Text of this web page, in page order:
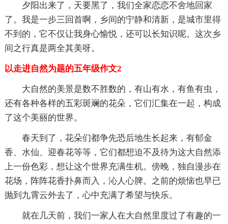
夕阳出来了，天要黑了，我们全家恋恋不舍地回家
了。我是一步三回首啊，乡间的宁静和清新，是城市里得
不到的，它不仅让我身心愉悦，还可以长知识呢。这次乡
间之行真是两全其美呀。
以走进自然为题的五年级作文2
大自然的美景是数不胜数的，有山有水，有鱼有虫，
还有各种各样的五彩斑斓的花朵，它们汇集在一起，构成
了这个美丽的世界。
春天到了，花朵们都争先恐后地生长起来，有郁金
香、水仙、迎春花等等，它们都想迫不及待为这大自然添
上一份色彩，想让这个世界充满生机。傍晚，独自漫步在
花场，阵阵花香扑鼻而入，沁人心脾。之前的烦恼也早已
抛到九霄云外去了，心中充满了希望与快乐。
就在几天前，我们一家人在大自然里度过了有趣的一